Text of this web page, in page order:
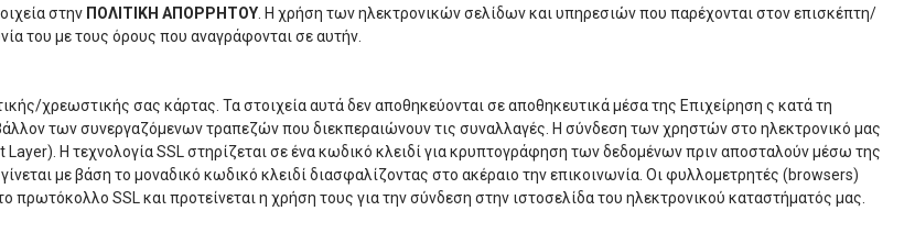
στην ΠΟΛΙΤΙΚΗ ΑΠΟΡΡΗΤΟΥ . Η χρήση των ηλεκτρονικών σελίδων και υπηρεσιών που παρέχονται στον επισκέπτη/
του με τους όρους που αναγράφονται σε αυτήν.
χρεωστικής σας κάρτας. Τα στοιχεία αυτά δεν αποθηκεύονται σε αποθηκευτικά μέσα της Επιχείρηση ς κατά τη
των συνεργαζόμενων τραπεζών που διεκπεραιώνουν τις συναλλαγές. Η σύνδεση των χρηστών στο ηλεκτρονικό μας
Layer). Η τεχνολογία SSL στηρίζεται σε ένα κωδικό κλειδί για κρυπτογράφηση των δεδομένων πριν αποσταλούν μέσω της
με βάση το μοναδικό κωδικό κλειδί διασφαλίζοντας στο ακέραιο την επικοινωνία. Οι φυλλομετρητές (browsers)
SSL και προτείνεται η χρήση τους για την σύνδεση στην ιστοσελίδα του ηλεκτρονικού καταστήματός μας.